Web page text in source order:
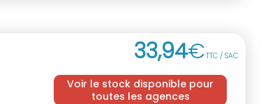
33,94€TTC / SAC
Voir le stock disponible pour
toutes les agences